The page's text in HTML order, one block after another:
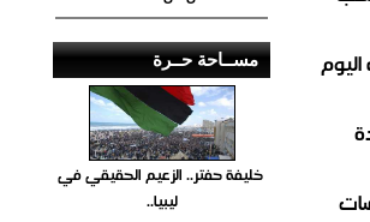
مســاحة حــرة
خليفة حفتر.. الزعيم الحقيقي في
ليبيا..